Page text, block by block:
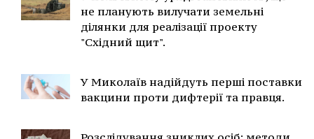
не планують вилучати земельні
ділянки для реалізації проекту
"Східний щит".
У Миколаїв надійдуть перші поставки
вакцини проти дифтерії та правця.